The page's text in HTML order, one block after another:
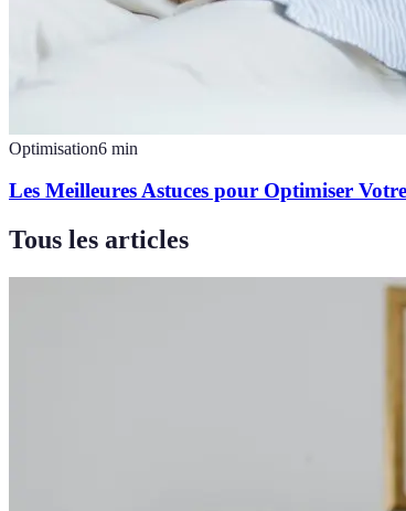
Optimisation6 min
Les Meilleures Astuces pour Optimiser
Tous les articles